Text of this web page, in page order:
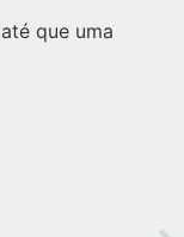
que uma